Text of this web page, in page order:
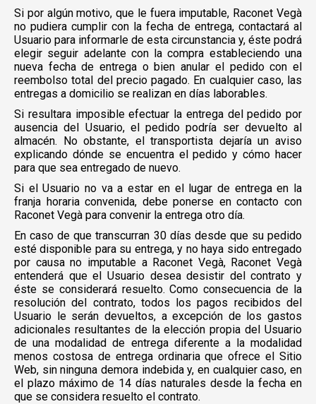
Si por algún motivo, que le fuera imputable, Raconet Vegà
no pudiera cumplir con la fecha de entrega, contactará al
Usuario para informarle de esta circunstancia y, éste podrá
elegir seguir adelante con la compra estableciendo una
nueva fecha de entrega o bien anular el pedido con el
reembolso total del precio pagado. En cualquier caso, las
entregas a domicilio se realizan en días laborables.
Si resultara imposible efectuar la entrega del pedido por
ausencia del Usuario, el pedido podría ser devuelto al
almacén. No obstante, el transportista dejaría un aviso
explicando dónde se encuentra el pedido y cómo hacer
para que sea entregado de nuevo.
Si el Usuario no va a estar en el lugar de entrega en la
franja horaria convenida, debe ponerse en contacto con
Raconet Vegà para convenir la entrega otro día.
En caso de que transcurran 30 días desde que su pedido
esté disponible para su entrega, y no haya sido entregado
por causa no imputable a Raconet Vegà, Raconet Vegà
entenderá que el Usuario desea desistir del contrato y
éste se considerará resuelto. Como consecuencia de la
resolución del contrato, todos los pagos recibidos del
Usuario le serán devueltos, a excepción de los gastos
adicionales resultantes de la elección propia del Usuario
de una modalidad de entrega diferente a la modalidad
menos costosa de entrega ordinaria que ofrece el Sitio
Web, sin ninguna demora indebida y, en cualquier caso, en
el plazo máximo de 14 días naturales desde la fecha en
que se considera resuelto el contrato.